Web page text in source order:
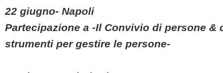
22 giugno- Napoli
Partecipazione a -Il Convivio di persone &
strumenti per gestire le persone-